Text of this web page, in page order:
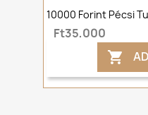
10000 Forint Pécsi
Ft35,000
